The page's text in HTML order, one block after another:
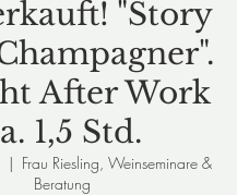
"Story
After Work
1,5 Std.
  |
Frau Riesling, Weinseminare &
Beratung